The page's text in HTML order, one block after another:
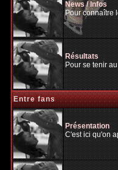
News / Infos
Pour connaître
Résultats
Pour se tenir
Entre fans
Présentation
C'est ici qu'on